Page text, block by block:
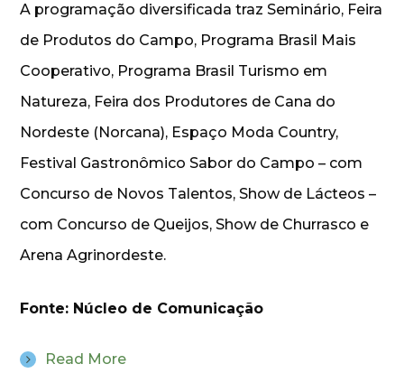
A programação diversificada traz Seminário, Feira
de Produtos do Campo, Programa Brasil Mais
Cooperativo, Programa Brasil Turismo em
Natureza, Feira dos Produtores de Cana do
Nordeste (Norcana), Espaço Moda Country,
Festival Gastronômico Sabor do Campo – com
Concurso de Novos Talentos, Show de Lácteos –
com Concurso de Queijos, Show de Churrasco e
Arena Agrinordeste.
Fonte: Núcleo de Comunicação
Read More